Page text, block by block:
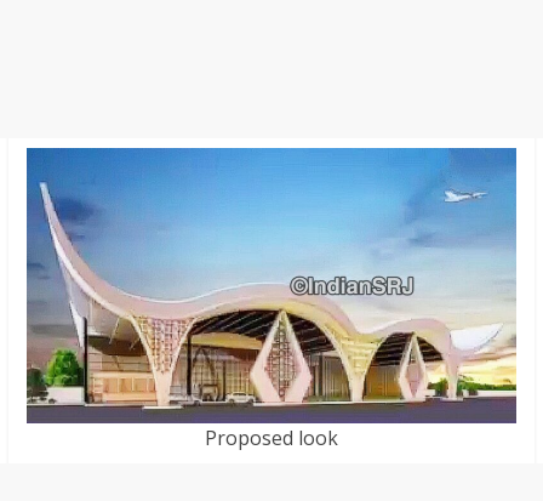
Proposed look